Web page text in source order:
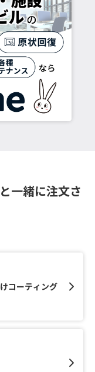
一緒に注文さ
コーティング